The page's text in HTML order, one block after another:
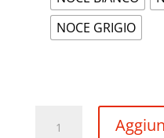
NOCE GRIGIO